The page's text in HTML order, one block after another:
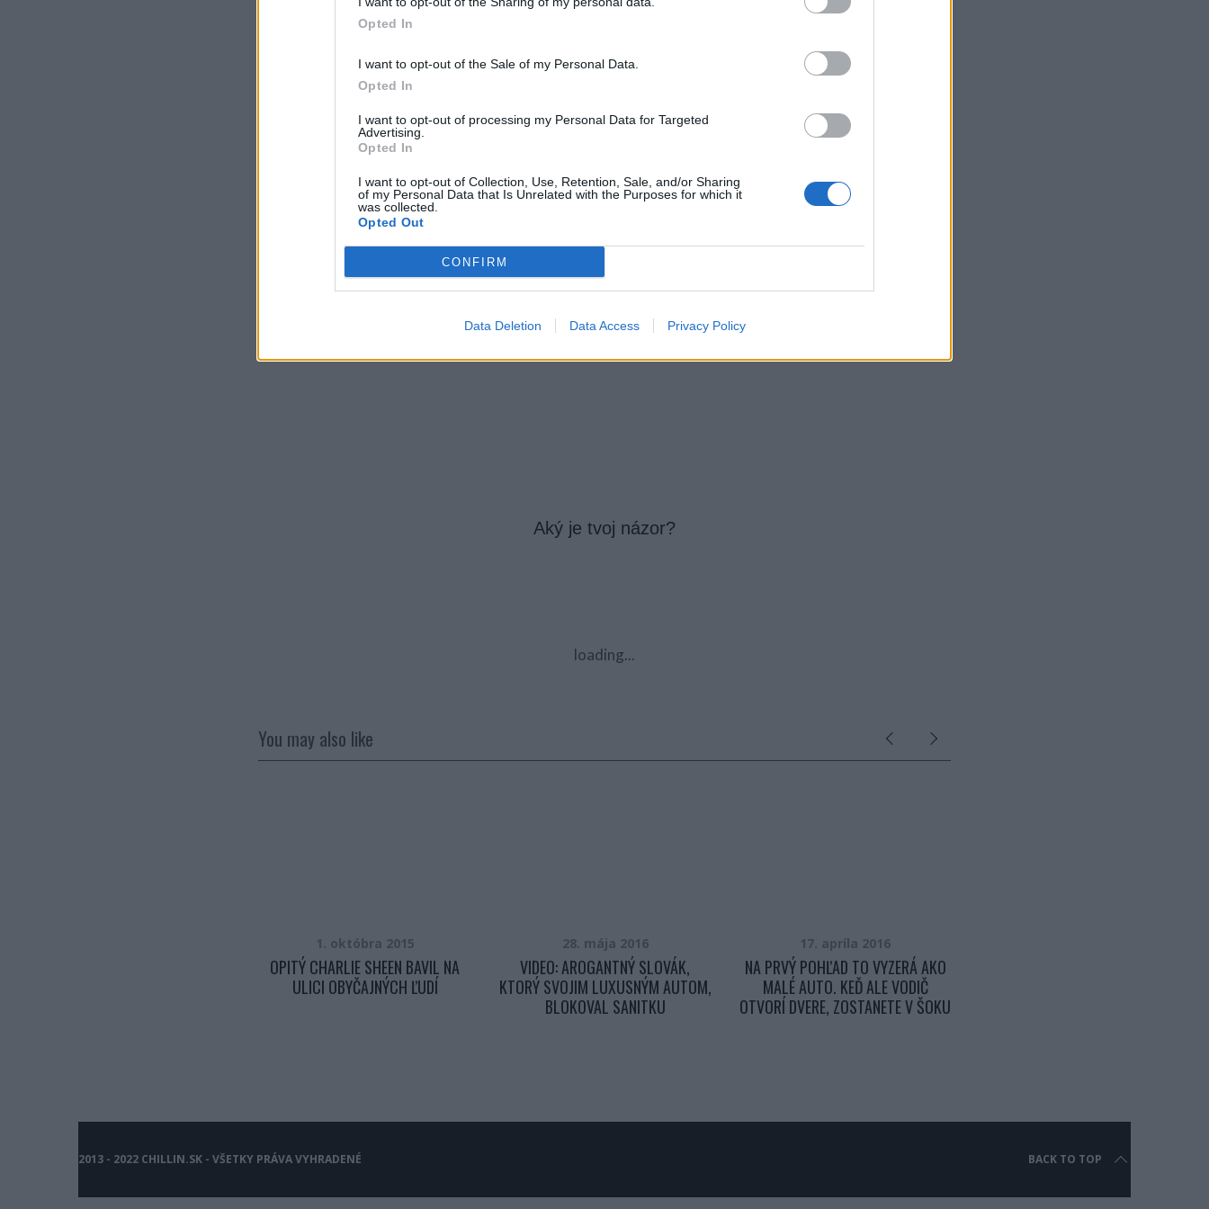
Opted In
I want to opt-out of the Sale of my Personal Data.
Opted In
I want to opt-out of processing my Personal Data for Targeted
Advertising.
Opted In
I want to opt-out of Collection, Use, Retention, Sale, and/or Sharing
of my Personal Data that Is Unrelated with the Purposes for which it
was collected.
Opted Out
CONFIRM
Data Deletion Data Access Privacy Policy
Dôverujte si, rozprávajte sa a užívajte si: 6 tipov, ako mať z intímneho zblíženia intenzívnejší pôžitok
22. septembra 2025
Máte vysokú spotrebu vody a málo úspor na blížiace sa ročné vyúčtovanie?
29. januára 2025
Aký je tvoj názor?
loading...
You may also like
1. októbra 2015
OPITÝ CHARLIE SHEEN BAVIL NA
ULICI OBYČAJNÝCH ĽUDÍ
28. mája 2016
VIDEO: AROGANTNÝ SLOVÁK,
KTORÝ SVOJIM LUXUSNÝM AUTOM,
BLOKOVAL SANITKU
17. apríla 2016
NA PRVÝ POHĽAD TO VYZERÁ AKO
MALÉ AUTO. KEĎ ALE VODIČ
OTVORÍ DVERE, ZOSTANETE V ŠOKU
2013 - 2022 CHILLIN.SK - VŠETKY PRÁVA VYHRADENÉ BACK TO TOP